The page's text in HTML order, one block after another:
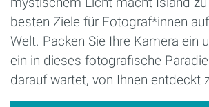
besten Ziele für Fotograf*innen
Welt. Packen Sie Ihre Kamera ein
ein in dieses fotografische
darauf wartet, von Ihnen entdeckt